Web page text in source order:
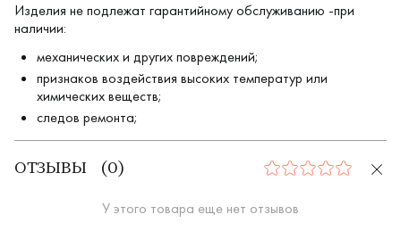
Изделия не подлежат гарантийному обслуживанию -при
наличии:
механических и других повреждений;
признаков воздействия высоких температур или
химических веществ;
следов ремонта;
ОТЗЫВЫ ( 0) 0
У этого товара еще нет отзывов